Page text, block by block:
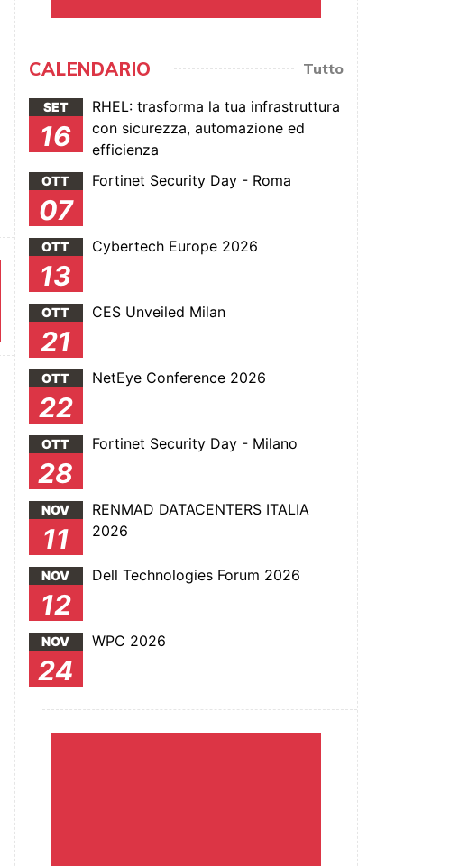
CALENDARIO Tutto
SET
16
RHEL: trasforma la tua infrastruttura
con sicurezza, automazione ed
efficienza
OTT
07
Fortinet Security Day - Roma
OTT
13
Cybertech Europe 2026
OTT
21
CES Unveiled Milan
OTT
22
NetEye Conference 2026
OTT
28
Fortinet Security Day - Milano
NOV
11
RENMAD DATACENTERS ITALIA
2026
NOV
12
Dell Technologies Forum 2026
NOV
24
WPC 2026